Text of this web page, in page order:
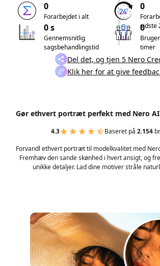
0
Forarbejdet i alt
0
sidste
0 s
Gennemsnitlig
sagsbehandlingstid
0
timer
Del det, og tjen 5 Nero
Klik her for at give
Gør ethvert portræt perfekt med Nero AI
4.3 Baseret på 2.154
Forvandl ethvert portræt til modelkvalitet med
Fremhæv den sande skønhed i hvert ansigt, og
unikke detaljer. Lad dine motiver stråle